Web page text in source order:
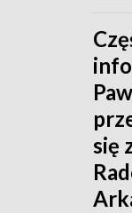
się